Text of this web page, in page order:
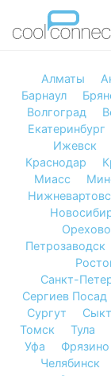
Алматы
Барнаул
Волгоград
Екатеринбург
Ижевск
Краснодар
Миасс
Петрозаводск
Санкт-
Сергиев Посад
Сургут
Томск
Тула
Уфа
Фрязино
Челябинск